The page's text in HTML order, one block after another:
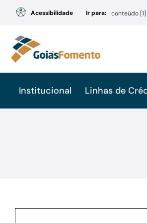
conteúdo
Acessibilidade Ir para: conteúdo [1]
Institucional Linhas de